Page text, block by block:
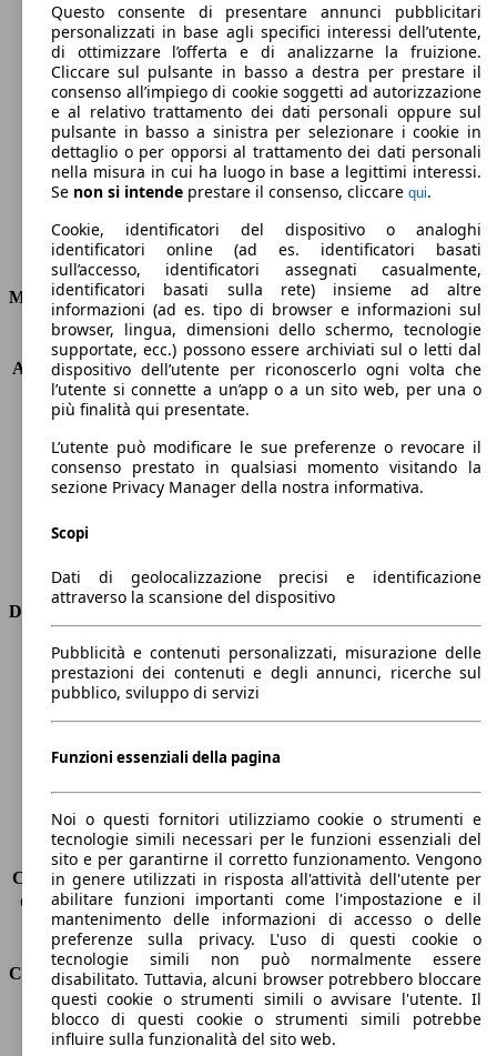
139 g/km
Emissioni di CO2 (combinato)*
Consumi
Motore e Prestazioni
KW (PS)
75 kW (102 PS)
Accelerazione (0-100 km/h)
13.7s
Velocità massima (km/h)
170 km/h
Numero di marce
5
Coppia
156 nm
Cilindrata
1598 ccm
Carburante
GPL
Trasmissione
Dimensioni
Lunghezza
4360 mm
Altezza
1810 mm
Larghezza
Peso massimo
1826 kg
Sedili
5
Carico sul tetto
-
Capacità di traino (senza freni) -
Capacità di traino (con freni)
1200 kg
Volume del bagagliaio
800 - 3000 l
Consumi
Emissioni di CO2*
139 g/km (komb.)
Consumo (urbano)
7.9 l/100km
Questo consente di presentare annunci pubblicitari
personalizzati in base agli specifici interessi dell’utente,
di ottimizzare l’offerta e di analizzarne la fruizione.
Cliccare sul pulsante in basso a destra per prestare il
consenso all’impiego di cookie soggetti ad autorizzazione
e al relativo trattamento dei dati personali oppure sul
pulsante in basso a sinistra per selezionare i cookie in
dettaglio o per opporsi al trattamento dei dati personali
nella misura in cui ha luogo in base a legittimi interessi.
Se non si intende prestare il consenso, cliccare qui.
Cookie, identificatori del dispositivo o analoghi
identificatori online (ad es. identificatori basati
sull’accesso, identificatori assegnati casualmente,
identificatori basati sulla rete) insieme ad altre
informazioni (ad es. tipo di browser e informazioni sul
browser, lingua, dimensioni dello schermo, tecnologie
supportate, ecc.) possono essere archiviati sul o letti dal
dispositivo dell’utente per riconoscerlo ogni volta che
l’utente si connette a un’app o a un sito web, per una o
più finalità qui presentate.
L’utente può modificare le sue preferenze o revocare il
consenso prestato in qualsiasi momento visitando la
sezione Privacy Manager della nostra informativa.
Scopi
Dati di geolocalizzazione precisi e identificazione
attraverso la scansione del dispositivo
Pubblicità e contenuti personalizzati, misurazione delle
prestazioni dei contenuti e degli annunci, ricerche sul
pubblico, sviluppo di servizi
Funzioni essenziali della pagina
Noi o questi fornitori utilizziamo cookie o strumenti e
tecnologie simili necessari per le funzioni essenziali del
sito e per garantirne il corretto funzionamento. Vengono
in genere utilizzati in risposta all'attività dell'utente per
abilitare funzioni importanti come l'impostazione e il
mantenimento delle informazioni di accesso o delle
preferenze sulla privacy. L'uso di questi cookie o
tecnologie simili non può normalmente essere
disabilitato. Tuttavia, alcuni browser potrebbero bloccare
questi cookie o strumenti simili o avvisare l'utente. Il
blocco di questi cookie o strumenti simili potrebbe
influire sulla funzionalità del sito web.